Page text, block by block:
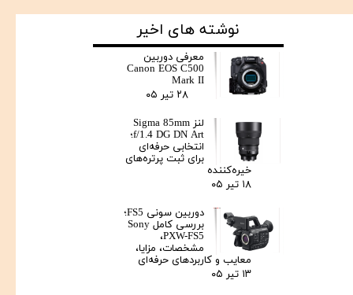
نوشته های اخیر
معرفی دوربین
Canon EOS C500
Mark II
۲۸ تیر ۰۵
لنز Sigma 85mm
f/1.4 DG DN Art؛
انتخابی حرفه‌ای
برای ثبت پرتره‌های
خیره‌کننده
۱۸ تیر ۰۵
دوربین سونی FS5؛
بررسی کامل Sony
PXW-FS5،
مشخصات، مزایا،
معایب و کاربردهای حرفه‌ای
۱۳ تیر ۰۵